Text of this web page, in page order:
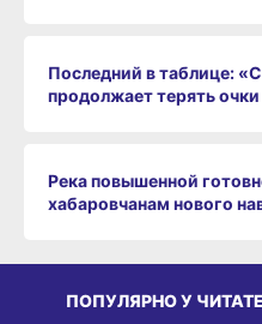
Последний в таблице:
продолжает терять очки
Река повышенной
хабаровчанам нового
ПОПУЛЯРНО У